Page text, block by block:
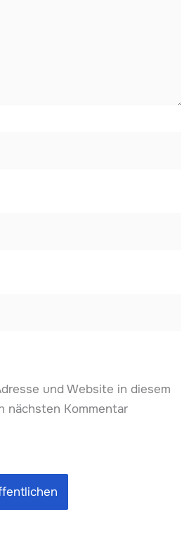
und Website in diesem
nächsten Kommentar